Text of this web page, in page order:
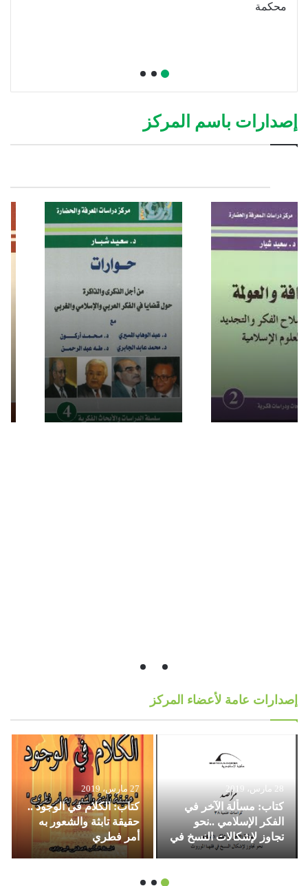
محكمة
إصدارات باسم المركز
إصدارات عامة لأعضاء المركز
28 مارس، 2019
كتاب: مسألة الآخر في
الفكر الإسلامي ..نحو
تجاوز لإشكالات النسخ في
فقهنا الموروث
27 مارس، 2019
كتاب: الكلام في الوجود ..
حقيقة تابثة والشعور به
أمر فطري